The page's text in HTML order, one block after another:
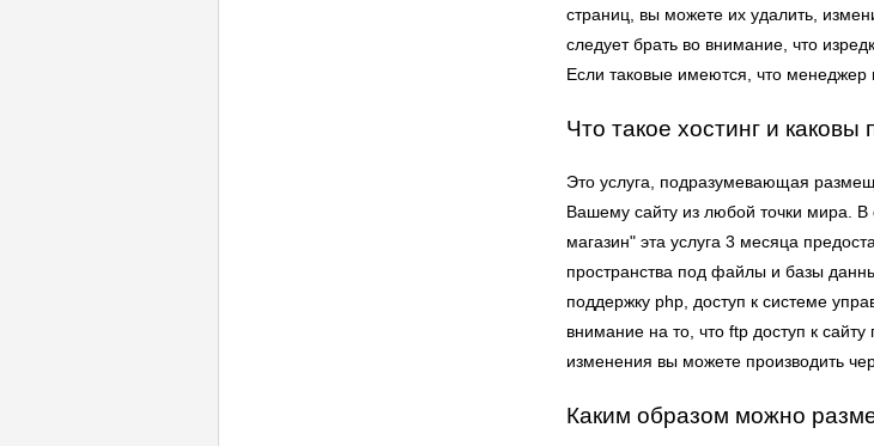
страниц, вы можете их удалить,
следует брать во внимание, что
Если таковые имеются, что менеджер
Что такое хостинг и
Это услуга, подразумевающая
Вашему сайту из любой точки мира.
магазин" эта услуга 3 месяца
пространства под файлы и базы
поддержку php, доступ к системе
внимание на то, что ftp доступ к
изменения вы можете производить
Каким образом можно